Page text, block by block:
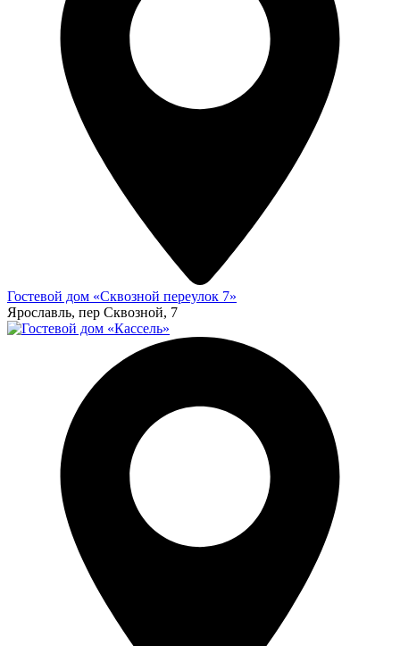
Гостевой дом «Сквозной переулок 7»
Ярославль, пер Сквозной, 7